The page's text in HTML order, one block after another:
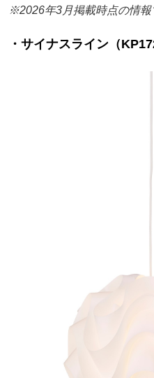
※2026年3月掲載時点の情報
・サイナスライン（